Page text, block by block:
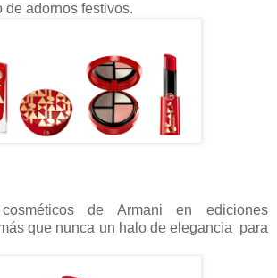
de adornos festivos.
de Armani en ediciones
que nunca un halo de elegancia para